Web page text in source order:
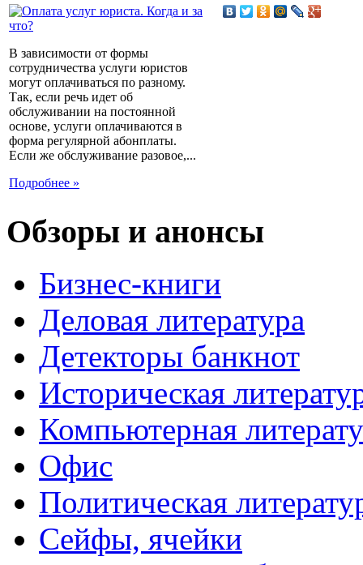
В зависимости от формы
сотрудничества услуги юристов
могут оплачиваться по разному.
Так, если речь идет об
обслуживании на постоянной
основе, услуги оплачиваются в
форма регулярной абонплаты.
Если же обслуживание разовое,...
Подробнее »
Обзоры и анонсы
Бизнес-книги
Деловая литература
Детекторы банкнот
Историческая
Компьютерная
Офис
Политическая
Сейфы, ячейки